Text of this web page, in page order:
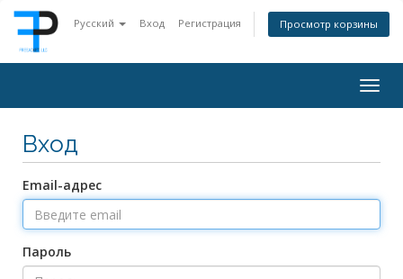
Русский Вход Регистрация Просмотр корзины
Вход
Email-адрес
Пароль